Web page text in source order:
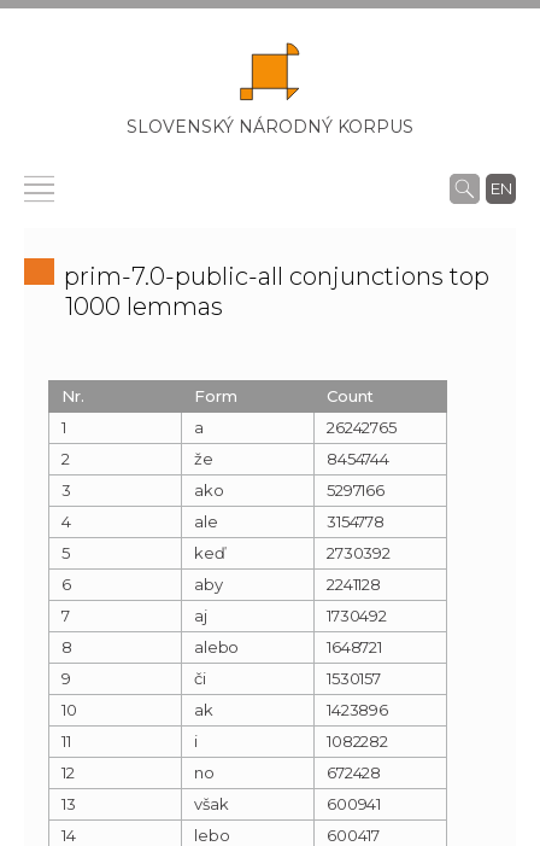
SLOVENSKÝ NÁRODNÝ KORPUS
EN
prim-7.0-public-all conjunctions top
1000 lemmas
Nr. Form
Count
1
a
26242765
2
že
8454744
3
ako
5297166
4
ale
3154778
5
keď
2730392
6
aby
2241128
7
aj
1730492
8
alebo
1648721
9
či
1530157
10
ak
1423896
11
i
1082282
12
no
672428
13
však
600941
14
lebo
600417